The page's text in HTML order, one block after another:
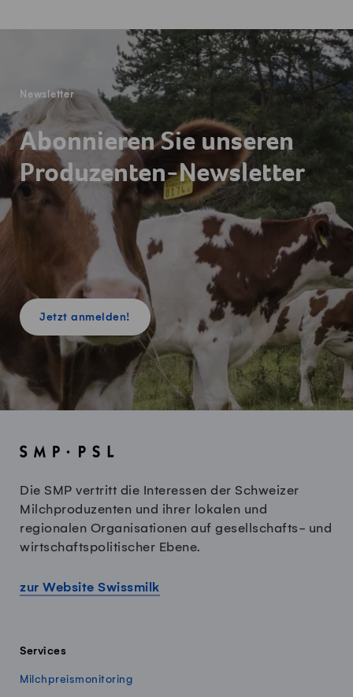
Newsletter
Abonnieren Sie unseren
Produzenten-Newsletter
Jetzt anmelden!
Die SMP vertritt die Interessen der Schweizer
Milchproduzenten und ihrer lokalen und
regionalen Organisationen auf gesellschafts- und
wirtschaftspolitischer Ebene.
zur Website Swissmilk
Services
Milchpreismonitoring